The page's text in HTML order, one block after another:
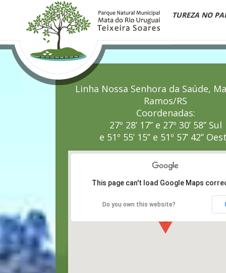
QUEM SOMOS PLANO DE MANEJO NATUREZA NO
Linha Nossa Senhora da Saúde,
Ramos/RS
Coordenadas:
27º 28’ 17’’ e 27º 30’ 58’’ Sul
e 51º 55’ 15’’ e 51º 57’ 42’’
This page can't load Google Maps
Do you own this website?